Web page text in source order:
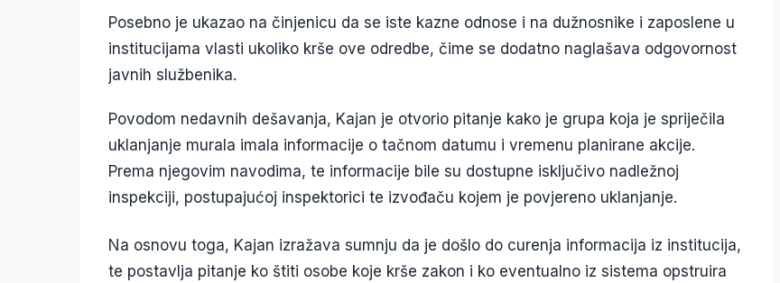
Posebno je ukazao na činjenicu da se iste kazne odnose i na dužnosnike i zaposlene u
institucijama vlasti ukoliko krše ove odredbe, čime se dodatno naglašava odgovornost
javnih službenika.
Povodom nedavnih dešavanja, Kajan je otvorio pitanje kako je grupa koja je spriječila
uklanjanje murala imala informacije o tačnom datumu i vremenu planirane akcije.
Prema njegovim navodima, te informacije bile su dostupne isključivo nadležnoj
inspekciji, postupajućoj inspektorici te izvođaču kojem je povjereno uklanjanje.
Na osnovu toga, Kajan izražava sumnju da je došlo do curenja informacija iz institucija,
te postavlja pitanje ko štiti osobe koje krše zakon i ko eventualno iz sistema opstruira